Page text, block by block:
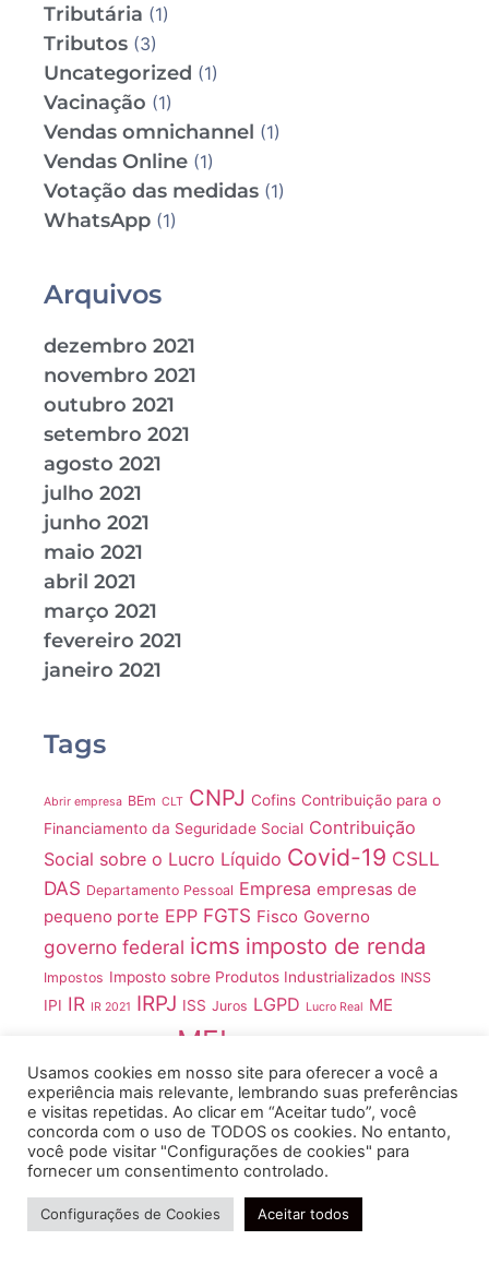
Tributária (1)
Tributos (3)
Uncategorized (1)
Vacinação (1)
Vendas omnichannel (1)
Vendas Online (1)
Votação das medidas (1)
WhatsApp (1)
Arquivos
dezembro 2021
novembro 2021
outubro 2021
setembro 2021
agosto 2021
julho 2021
junho 2021
maio 2021
abril 2021
março 2021
fevereiro 2021
janeiro 2021
Tags
Abrir empresa BEm CLT CNPJ Cofins Contribuição para o
Financiamento da Seguridade Social Contribuição
Social sobre o Lucro Líquido Covid-19 CSLL
DAS Departamento Pessoal Empresa empresas de
pequeno porte EPP FGTS Fisco Governo
governo federal icms imposto de renda
Impostos Imposto sobre Produtos Industrializados INSS
IPI IR IR 2021 IRPJ ISS Juros LGPD Lucro Real ME
MEI
Microempreendedores Individuais
Microempreendedor Individual microempresas
Ministério
da Economia MP Pandemia Pronampe
Receita Federal Regime tributário
Simples Nacional
Usamos cookies em nosso site para oferecer a você a
experiência mais relevante, lembrando suas preferências
e visitas repetidas. Ao clicar em “Aceitar tudo”, você
concorda com o uso de TODOS os cookies. No entanto,
você pode visitar "Configurações de cookies" para
fornecer um consentimento controlado.
Configurações de Cookies Aceitar todos
Precisa de ajuda?